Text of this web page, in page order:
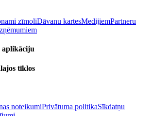
zīmoliDāvanu kartesMedijiemPartneru
aplikāciju
tīklos
noteikumiPrivātuma politikaSīkdatņu